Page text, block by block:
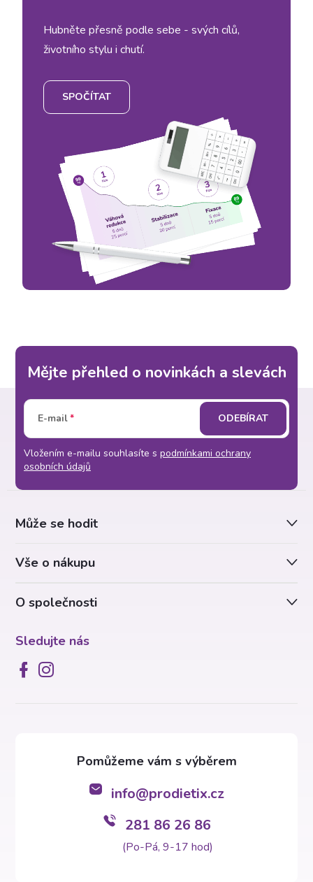
Hubněte přesně podle sebe - svých cílů,
životního stylu i chutí.
SPOČÍTAT
Mějte přehled o novinkách a slevách
E-mail
Vložením e-mailu souhlasíte s podmínkami ochrany
osobních údajů
ODEBÍRAT
O společnosti
Sledujte nás
Může se hodit
Vše o nákupu
info@prodietix.cz
281 86 26 86
(Po-Pá, 9-17 hod)